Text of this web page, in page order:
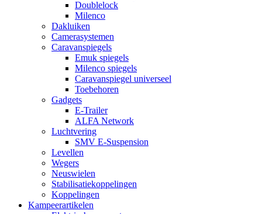
Doublelock
Milenco
Dakluiken
Camerasystemen
Caravanspiegels
Emuk spiegels
Milenco spiegels
Caravanspiegel universeel
Toebehoren
Gadgets
E-Trailer
ALFA Network
Luchtvering
SMV E-Suspension
Levellen
Wegers
Neuswielen
Stabilisatiekoppelingen
Koppelingen
Kampeerartikelen